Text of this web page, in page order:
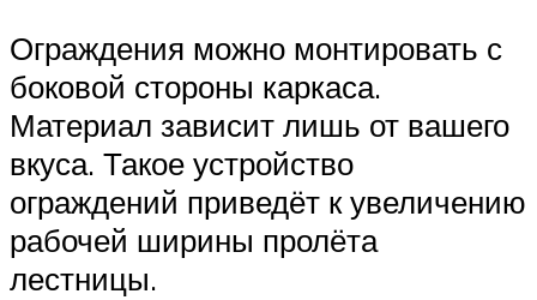
Ограждения можно монтировать с
боковой стороны каркаса.
Материал зависит лишь от вашего
вкуса. Такое устройство
ограждений приведёт к увеличению
рабочей ширины пролёта
лестницы.